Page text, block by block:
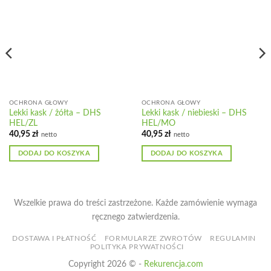
OCHRONA GŁOWY
Lekki kask / żółta – DHS
HEL/ZL
40,95 zł netto
DODAJ DO KOSZYKA
OCHRONA GŁOWY
Lekki kask / niebieski – DHS
HEL/MO
40,95 zł netto
DODAJ DO KOSZYKA
Wszelkie prawa do treści zastrzeżone. Każde zamówienie wymaga
ręcznego zatwierdzenia.
DOSTAWA I PŁATNOŚĆ FORMULARZE ZWROTÓW
REGULAMIN
POLITYKA PRYWATNOŚCI
Copyright 2026 © - Rekurencja.com